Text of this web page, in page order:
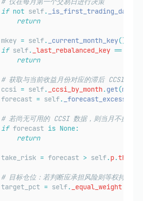
if not self.
return
= self. _current_month_key()
if self. _last_rebalanced_key ==
return
# 获取与当前收益月份对应的滞后 CCSI（
= self. _ccsi_by_month.get(mkey
= self.
# 若尚无可用的 CCSI 数据，则当月不操作
if forecast is None:
return
= forecast > self.p.
# 目标仓位：若判断应承担风险则等权持仓，
= self. _equal_weight